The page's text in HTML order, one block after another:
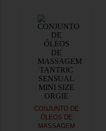
CONJUNTO DE
ÓLEOS DE
MASSAGEM